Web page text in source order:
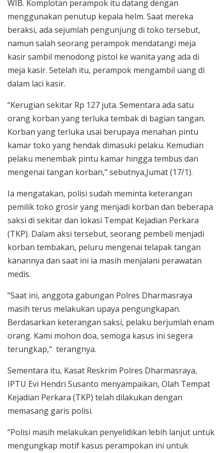
WIB. Komplotan perampok itu datang dengan
menggunakan penutup kepala helm. Saat mereka
beraksi, ada sejumlah pengunjung di toko tersebut,
namun salah seorang perampok mendatangi meja
kasir sambil menodong pistol ke wanita yang ada di
meja kasir. Setelah itu, perampok mengambil uang di
dalam laci kasir.
“Kerugian sekitar Rp 127 juta. Sementara ada satu
orang korban yang terluka tembak di bagian tangan.
Korban yang terluka usai berupaya menahan pintu
kamar toko yang hendak dimasuki pelaku. Kemudian
pelaku menembak pintu kamar hingga tembus dan
mengenai tangan korban," sebutnya,Jumat (17/1).
Ia mengatakan, polisi sudah meminta keterangan
pemilik toko grosir yang menjadi korban dan beberapa
saksi di sekitar dan lokasi Tempat Kejadian Perkara
(TKP). Dalam aksi tersebut, seorang pembeli menjadi
korban tembakan, peluru mengenai telapak tangan
kanannya dan saat ini ia masih menjalani perawatan
medis.
"Saat ini, anggota gabungan Polres Dharmasraya
masih terus melakukan upaya pengungkapan.
Berdasarkan keterangan saksi, pelaku berjumlah enam
orang. Kami mohon doa, semoga kasus ini segera
terungkap," terangnya.
Sementara itu, Kasat Reskrim Polres Dharmasraya,
IPTU Evi Hendri Susanto menyampaikan, Olah Tempat
Kejadian Perkara (TKP) telah dilakukan dengan
memasang garis polisi.
“Polisi masih melakukan penyelidikan lebih lanjut untuk
mengungkap motif kasus perampokan ini untuk